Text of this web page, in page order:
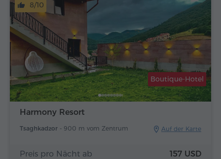
Harmony Resort
Tsaghkadzor - 900 m vom Zentrum Auf der Karte
Boutique-Hotel
8/10
Preis pro Nächt ab 157 USD